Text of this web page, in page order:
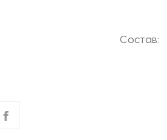
Состав: